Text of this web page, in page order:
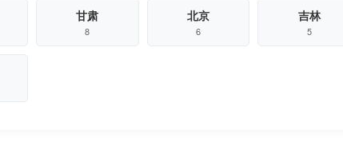
甘肃
8
北京
6
吉林
5